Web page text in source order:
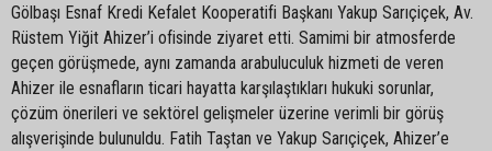
Gölbaşı Esnaf Kredi Kefalet Kooperatifi Başkanı Yakup Sarıçiçek, Av.
Rüstem Yiğit Ahizer’i ofisinde ziyaret etti. Samimi bir atmosferde
geçen görüşmede, aynı zamanda arabuluculuk hizmeti de veren
Ahizer ile esnafların ticari hayatta karşılaştıkları hukuki sorunlar,
çözüm önerileri ve sektörel gelişmeler üzerine verimli bir görüş
alışverişinde bulunuldu. Fatih Taştan ve Yakup Sarıçiçek, Ahizer’e